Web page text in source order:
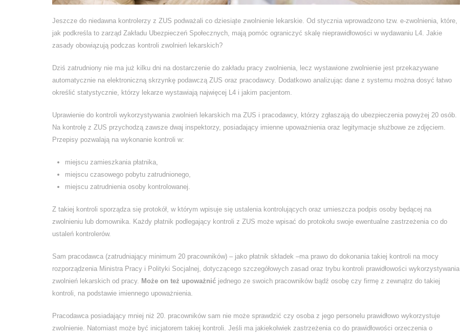
Subbotina Anna/bigstockphoto.com
Jeszcze do niedawna kontrolerzy z ZUS podważali co dziesiąte zwolnienie lekarskie. Od stycznia wprowadzono tzw. e-zwolnienia, które,
jak podkreśla to zarząd Zakładu Ubezpieczeń Społecznych, mają pomóc ograniczyć skalę nieprawidłowości w wydawaniu L4. Jakie
zasady obowiązują podczas kontroli zwolnień lekarskich?
Dziś zatrudniony nie ma już kilku dni na dostarczenie do zakładu pracy zwolnienia, lecz wystawione zwolnienie jest przekazywane
automatycznie na elektroniczną skrzynkę podawczą ZUS oraz pracodawcy. Dodatkowo analizując dane z systemu można dosyć łatwo
określić statystycznie, którzy lekarze wystawiają najwięcej L4 i jakim pacjentom.
Uprawienie do kontroli wykorzystywania zwolnień lekarskich ma ZUS i pracodawcy, którzy zgłaszają do ubezpieczenia powyżej 20 osób.
Na kontrolę z ZUS przychodzą zawsze dwaj inspektorzy, posiadający imienne upoważnienia oraz legitymacje służbowe ze zdjęciem.
Przepisy pozwalają na wykonanie kontroli w:
miejscu zamieszkania płatnika,
miejscu czasowego pobytu zatrudnionego,
miejscu zatrudnienia osoby kontrolowanej.
Z takiej kontroli sporządza się protokół, w którym wpisuje się ustalenia kontrolujących oraz umieszcza podpis osoby będącej na
zwolnieniu lub domownika. Każdy płatnik podlegający kontroli z ZUS może wpisać do protokołu swoje ewentualne zastrzeżenia co do
ustaleń kontrolerów.
Sam pracodawca (zatrudniający minimum 20 pracowników) – jako płatnik składek –ma prawo do dokonania takiej kontroli na mocy
rozporządzenia Ministra Pracy i Polityki Socjalnej, dotyczącego szczegółowych zasad oraz trybu kontroli prawidłowości wykorzystywania
zwolnień lekarskich od pracy. Może on też upoważnić jednego ze swoich pracowników bądź osobę czy firmę z zewnątrz do takiej
kontroli, na podstawie imiennego upoważnienia.
Pracodawca posiadający mniej niż 20. pracowników sam nie może sprawdzić czy osoba z jego personelu prawidłowo wykorzystuje
zwolnienie. Natomiast może być inicjatorem takiej kontroli. Jeśli ma jakiekolwiek zastrzeżenia co do prawidłowości orzeczenia o